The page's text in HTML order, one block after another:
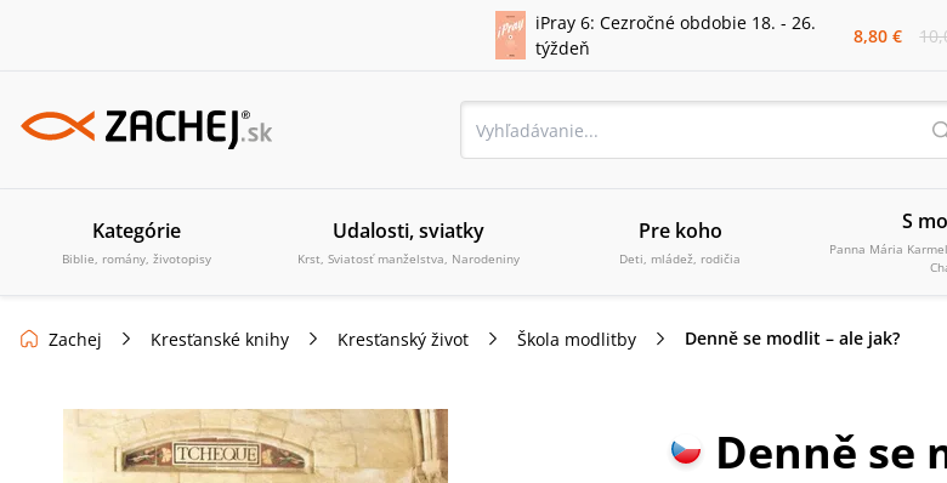
iPray 6: Cezročné obdobie 18. - 26.
týždeň
8,80 €
Kategórie
Biblie, romány, životopisy
Udalosti, sviatky
Krst, Sviatosť manželstva, Narodeniny
Pre koho
Deti, mládež, rodičia
S
Panna Mária
Zachej Kresťanské knihy Kresťanský život Škola modlitby Denně se modlit – ale jak?
Denně se